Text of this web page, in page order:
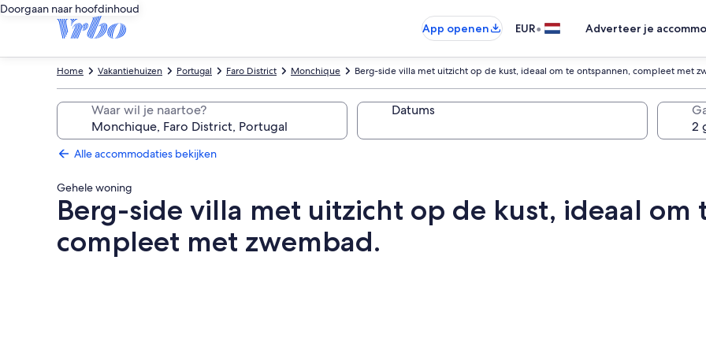
Doorgaan naar hoofdinhoud
App openen
EUR• Adverteer je
Berg-side villa met uitzicht op de kust, ideaal om te ontspannen, compleet met
Monchique
Faro District
Portugal
Vakantiehuizen
Home
Waar wil je naartoe? Datums
Alle accommodaties bekijken
Gehele woning
Berg-side villa met uitzicht op de kust, ideaal om
compleet met zwembad.